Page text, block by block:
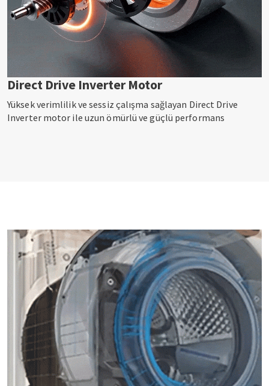
Direct Drive Inverter Motor
Yüksek verimlilik ve sessiz çalışma sağlayan Direct Drive
Inverter motor ile uzun ömürlü ve güçlü performans